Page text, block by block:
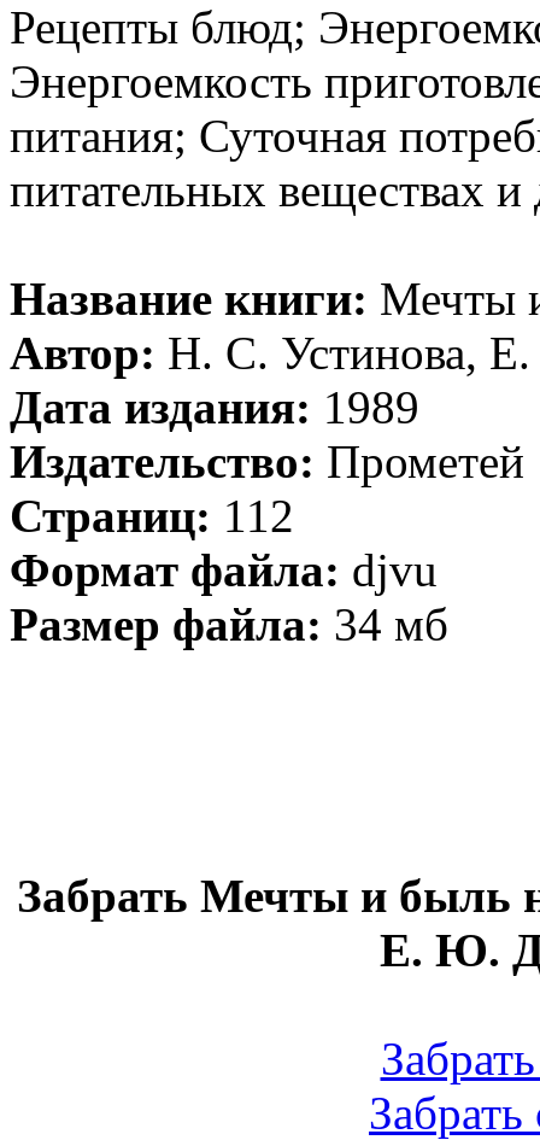
Рецепты блюд;
Энергоемкость
питания; Суточная
питательных веществах и
Название книги: Мечты
Автор: Н. С. Устинова,
Дата издания: 1989
Издательство: Прометей
Страниц: 112
Формат файла: djvu
Размер файла: 34 мб
Забрать Мечты и быль
Е. Ю.